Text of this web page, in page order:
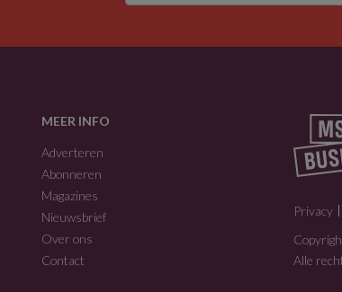
MEER INFO
Adverteren
Abonneren
Magazines
Nieuwsbrief
Over ons
Contact
Privacy
Alle